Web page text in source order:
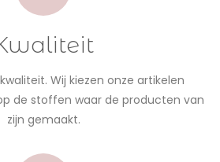
Wij kiezen onze artikelen
de stoffen waar de producten van
zijn gemaakt.